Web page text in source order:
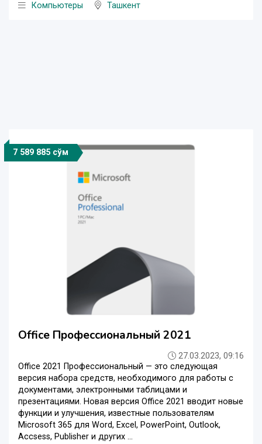
Компьютеры
Ташкент
7 589 885 сўм
Office Профессиональный 2021
27.03.2023, 09:16
Office 2021 Профессиональный — это следующая
версия набора средств, необходимого для работы с
документами, электронными таблицами и
презентациями. Новая версия Office 2021 вводит новые
функции и улучшения, известные пользователям
Microsoft 365 для Word, Excel, PowerPoint, Outlook,
Accsess, Publisher и других ...